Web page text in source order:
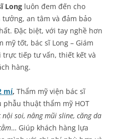
Long luôn đem đến cho
an tâm và đảm bảo
Đặc biệt, với tay nghề hơn
tốt, bác sĩ Long – Giám
tiếp tư vấn, thiết kết và
hàng.
mí, Thẩm mỹ viện bác sĩ
phẫu thuật thẩm mỹ HOT
soi, nâng mũi sline, căng da
… Giúp khách hàng lựa